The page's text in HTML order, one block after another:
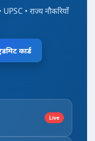
• राज्य नौकरियाँ
कार्ड
Live